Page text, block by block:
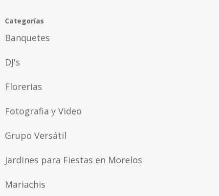
Categorías
Banquetes
DJ's
Florerias
Fotografia y Video
Grupo Versátil
Jardines para Fiestas en Morelos
Mariachis